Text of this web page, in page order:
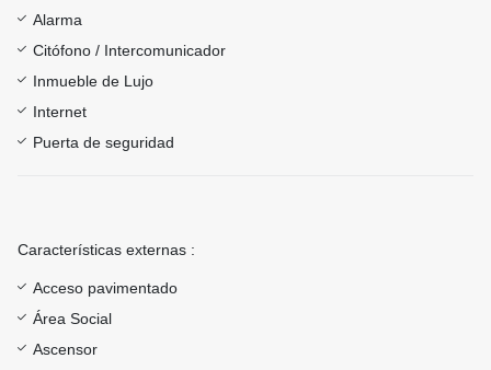
Alarma
Citófono / Intercomunicador
Inmueble de Lujo
Internet
Puerta de seguridad
Características externas :
Acceso pavimentado
Área Social
Ascensor